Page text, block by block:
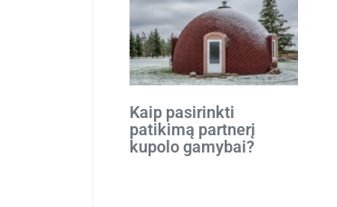
Kaip pasirinkti
patikimą partnerį
kupolo gamybai?